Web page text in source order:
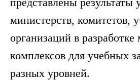
министерств, комитетов,
организаций в
комплексов для учебных
разных уровней.